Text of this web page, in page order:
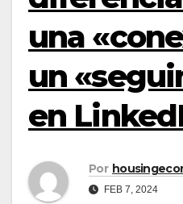
una
un
en
Por
FEB 7, 2024